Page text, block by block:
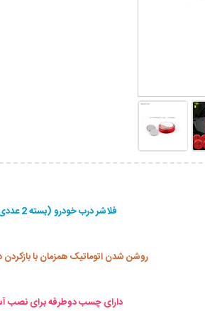
فلاشر درب خودرو (بسته 2 عددی)
روشن شدن اتوماتیک همزمان با
دارای چسب دوطرفه برای نصب